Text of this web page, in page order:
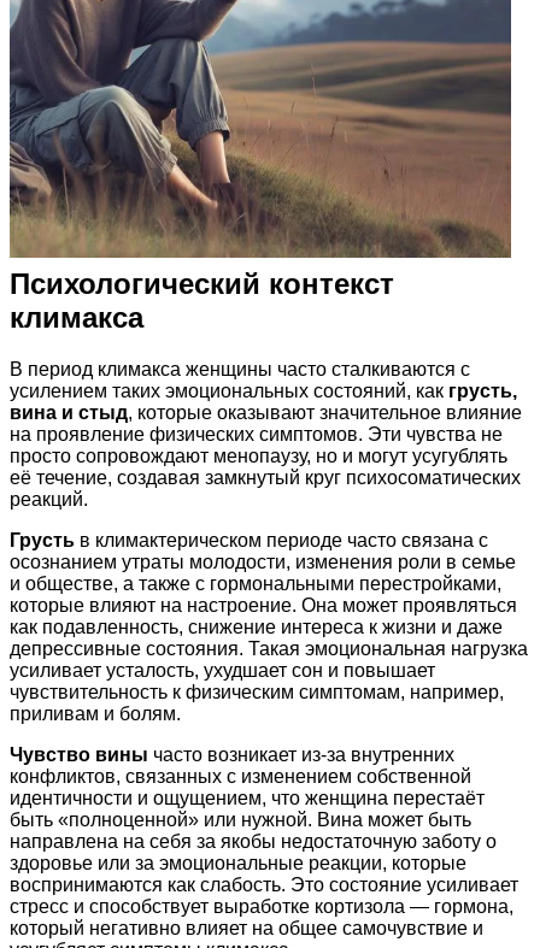
Психологический контекст
климакса
В период климакса женщины часто сталкиваются с
усилением таких эмоциональных состояний, как грусть,
вина и стыд, которые оказывают значительное влияние
на проявление физических симптомов. Эти чувства не
просто сопровождают менопаузу, но и могут усугублять
её течение, создавая замкнутый круг психосоматических
реакций.
Грусть в климактерическом периоде часто связана с
осознанием утраты молодости, изменения роли в семье
и обществе, а также с гормональными перестройками,
которые влияют на настроение. Она может проявляться
как подавленность, снижение интереса к жизни и даже
депрессивные состояния. Такая эмоциональная нагрузка
усиливает усталость, ухудшает сон и повышает
чувствительность к физическим симптомам, например,
приливам и болям.
Чувство вины часто возникает из-за внутренних
конфликтов, связанных с изменением собственной
идентичности и ощущением, что женщина перестаёт
быть «полноценной» или нужной. Вина может быть
направлена на себя за якобы недостаточную заботу о
здоровье или за эмоциональные реакции, которые
воспринимаются как слабость. Это состояние усиливает
стресс и способствует выработке кортизола — гормона,
который негативно влияет на общее самочувствие и